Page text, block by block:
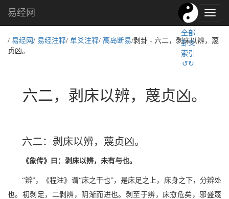
易
经
化,
易经网
全部
卦爻
索引
↺↻
/ 易经网 / 易经注释/ 单爻注释/ 高岛断易/剥卦 - 六二，剥床以辨，蔑
贞凶。
六二，剥床以辨，蔑贞凶。
六二：剥床以辨，蔑贞凶。
《象传》曰：剥床以辨，未有与也。
“辨”，《程注》谓“床之干也”，是床足之上，床身之下，分辨处
也。初剥足，二剥辨，阴渐而进也。剥至于辨，床愈危矣，邪盛蔑